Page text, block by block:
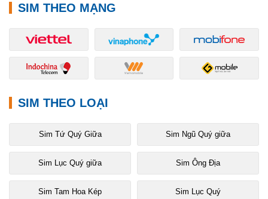
SIM THEO MẠNG
SIM THEO LOẠI
Sim Tứ Quý Giữa Sim Ngũ Quý giữa
Sim Lục Quý giữa Sim Ông Địa
Sim Tam Hoa Kép Sim Lục Quý